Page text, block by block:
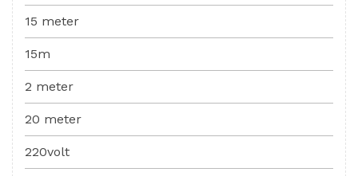
15 meter
15m
2 meter
20 meter
220volt